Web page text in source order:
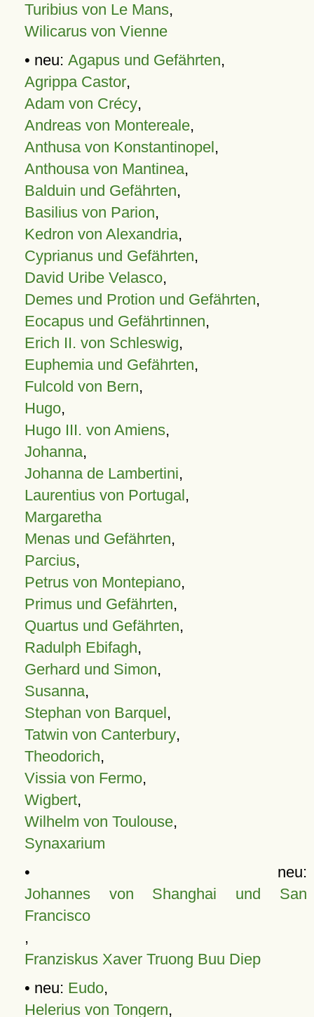
Turibius von Le Mans,
Wilicarus von Vienne
• neu: Agapus und Gefährten,
Agrippa Castor,
Adam von Crécy,
Andreas von Montereale,
Anthusa von Konstantinopel,
Anthousa von Mantinea,
Balduin und Gefährten,
Basilius von Parion,
Kedron von Alexandria,
Cyprianus und Gefährten,
David Uribe Velasco,
Demes und Protion und Gefährten,
Eocapus und Gefährtinnen,
Erich II. von Schleswig,
Euphemia und Gefährten,
Fulcold von Bern,
Hugo,
Hugo III. von Amiens,
Johanna,
Johanna de Lambertini,
Laurentius von Portugal,
Margaretha
Menas und Gefährten,
Parcius,
Petrus von Montepiano,
Primus und Gefährten,
Quartus und Gefährten,
Radulph Ebifagh,
Gerhard und Simon,
Susanna,
Stephan von Barquel,
Tatwin von Canterbury,
Theodorich,
Vissia von Fermo,
Wigbert,
Wilhelm von Toulouse,
Synaxarium
• neu:
Johannes von Shanghai und San
Francisco
,
Franziskus Xaver Truong Buu Diep
• neu: Eudo,
Helerius von Tongern,